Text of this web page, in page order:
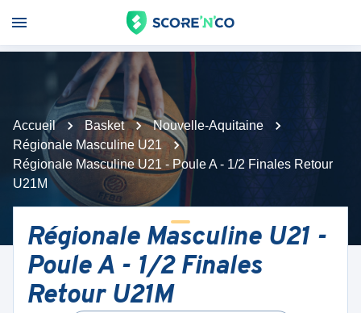
Accueil Basket
Nouvelle-Aquitaine
Régionale Masculine U21
Régionale Masculine U21 - Poule A - 1/2 Finales Retour
U21M
Régionale Masculine U21 -
Poule A - 1/2 Finales
Retour U21M